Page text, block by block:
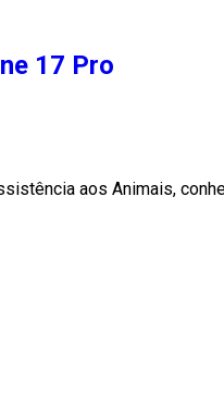
17 Pro
aos Animais,